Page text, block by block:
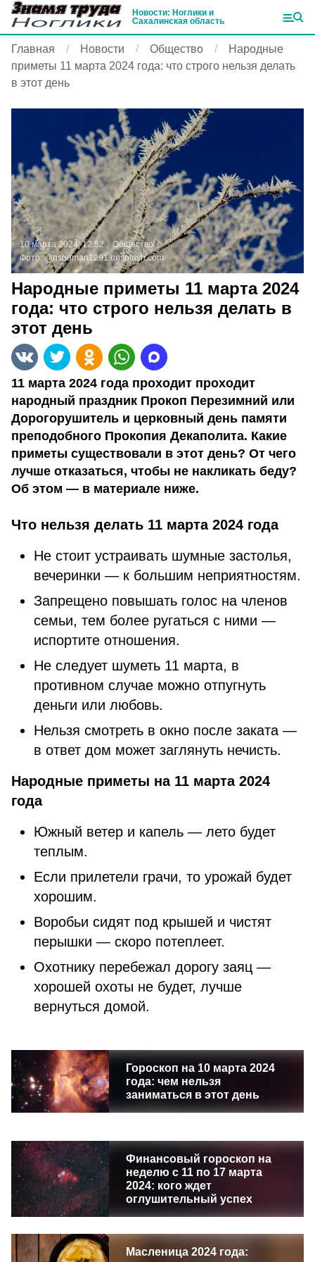
Новости: Ноглики и
Сахалинская область
Главная Новости Общество
Народные
приметы 11 марта 2024 года: что строго нельзя делать
в этот день
10 марта 2024, 12:52
Общество
Фото: @nshuman1291 unsplash.com
Народные приметы 11 марта 2024
года: что строго нельзя делать в
этот день
11 марта 2024 года проходит проходит
народный праздник Прокоп Перезимний или
Дорогорушитель и церковный день памяти
преподобного Прокопия Декаполита. Какие
приметы существовали в этот день? От чего
лучше отказаться, чтобы не накликать беду?
Об этом — в материале ниже.
Что нельзя делать 11 марта 2024 года
Не стоит устраивать шумные застолья,
вечеринки — к большим неприятностям.
Запрещено повышать голос на членов
семьи, тем более ругаться с ними —
испортите отношения.
Не следует шуметь 11 марта, в
противном случае можно отпугнуть
деньги или любовь.
Нельзя смотреть в окно после заката —
в ответ дом может заглянуть нечисть.
Народные приметы на 11 марта 2024
года
Южный ветер и капель — лето будет
теплым.
Если прилетели грачи, то урожай будет
хорошим.
Воробьи сидят под крышей и чистят
перышки — скоро потеплеет.
Охотнику перебежал дорогу заяц —
хорошей охоты не будет, лучше
вернуться домой.
Гороскоп на 10 марта 2024
года: чем нельзя
заниматься в этот день
Финансовый гороскоп на
неделю с 11 по 17 марта
2024: кого ждет
оглушительный успех
Масленица 2024 года: